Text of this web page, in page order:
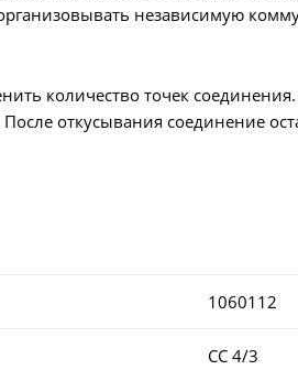
независимую
количество точек
откусывания соединение
1060112
CC 4/3